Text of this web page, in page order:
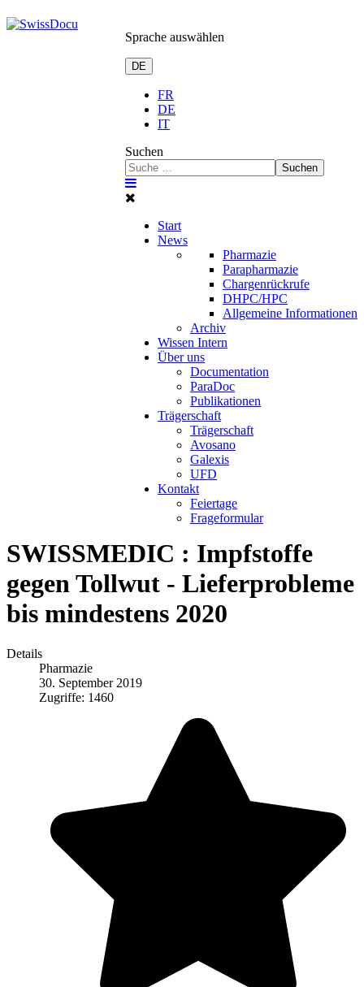
Sprache auswählen
DE
FR
DE
IT
Suchen
Suchen
Start
News
Pharmazie
Parapharmazie
Chargenrückrufe
DHPC/HPC
Allgemeine Informationen
Archiv
Wissen Intern
Über uns
Documentation
ParaDoc
Publikationen
Trägerschaft
Trägerschaft
Avosano
Galexis
UFD
Kontakt
Feiertage
Frageformular
SWISSMEDIC : Impfstoffe
gegen Tollwut - Lieferprobleme
bis mindestens 2020
Details
Pharmazie
30. September 2019
Zugriffe: 1460